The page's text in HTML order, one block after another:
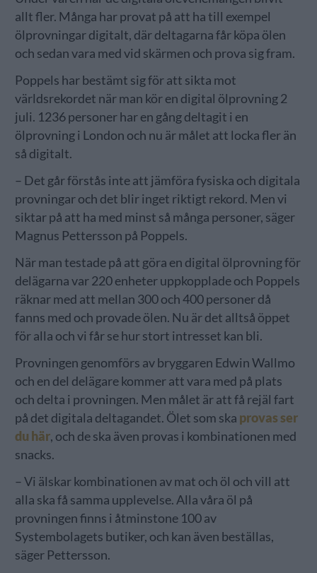
allt fler. Många har provat på att ha till exempel
ölprovningar digitalt, där deltagarna får köpa ölen
och sedan vara med vid skärmen och prova sig fram.
Poppels har bestämt sig för att sikta mot
världsrekordet när man kör en digital ölprovning 2
juli. 1236 personer har en gång deltagit i en
ölprovning i London och nu är målet att locka fler än
så digitalt.
– Det går förstås inte att jämföra fysiska och digitala
provningar och det blir inget riktigt rekord. Men vi
siktar på att ha med minst så många personer, säger
Magnus Pettersson på Poppels.
När man testade på att göra en digital ölprovning för
delägarna var 220 enheter uppkopplade och Poppels
räknar med att mellan 300 och 400 personer då
fanns med och provade ölen. Nu är det alltså öppet
för alla och vi får se hur stort intresset kan bli.
Provningen genomförs av bryggaren Edwin Wallmo
och en del delägare kommer att vara med på plats
och delta i provningen. Men målet är att få rejäl fart
på det digitala deltagandet. Ölet som ska provas ser
du här, och de ska även provas i kombinationen med
snacks.
– Vi älskar kombinationen av mat och öl och vill att
alla ska få samma upplevelse. Alla våra öl på
provningen finns i åtminstone 100 av
Systembolagets butiker, och kan även beställas,
säger Pettersson.